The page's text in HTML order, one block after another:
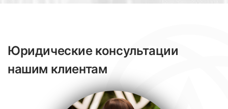
Юридические консультации
нашим клиентам